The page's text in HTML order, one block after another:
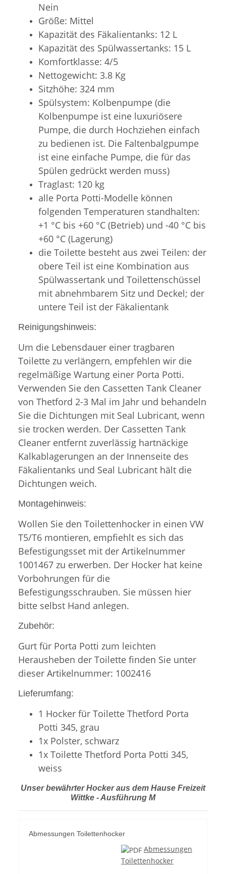
Nein
Größe: Mittel
Kapazität des Fäkalientanks: 12 L
Kapazität des Spülwassertanks: 15 L
Komfortklasse: 4/5
Nettogewicht: 3.8 Kg
Sitzhöhe: 324 mm
Spülsystem: Kolbenpumpe (die
Kolbenpumpe ist eine luxuriösere
Pumpe, die durch Hochziehen einfach
zu bedienen ist. Die Faltenbalgpumpe
ist eine einfache Pumpe, die für das
Spülen gedrückt werden muss)
Traglast: 120 kg
alle Porta Potti-Modelle können
folgenden Temperaturen standhalten:
+1 °C bis +60 °C (Betrieb) und -40 °C bis
+60 °C (Lagerung)
die Toilette besteht aus zwei Teilen: der
obere Teil ist eine Kombination aus
Spülwassertank und Toilettenschüssel
mit abnehmbarem Sitz und Deckel; der
untere Teil ist der Fäkalientank
Reinigungshinweis:
Um die Lebensdauer einer tragbaren
Toilette zu verlängern, empfehlen wir die
regelmäßige Wartung einer Porta Potti.
Verwenden Sie den Cassetten Tank Cleaner
von Thetford 2-3 Mal im Jahr und behandeln
Sie die Dichtungen mit Seal Lubricant, wenn
sie trocken werden. Der Cassetten Tank
Cleaner entfernt zuverlässig hartnäckige
Kalkablagerungen an der Innenseite des
Fäkalientanks und Seal Lubricant hält die
Dichtungen weich.
Montagehinweis:
Wollen Sie den Toilettenhocker in einen VW
T5/T6 montieren, empfiehlt es sich das
Befestigungsset mit der Artikelnummer
1001467 zu erwerben. Der Hocker hat keine
Vorbohrungen für die
Befestigungsschrauben. Sie müssen hier
bitte selbst Hand anlegen.
Zubehör:
Gurt für Porta Potti zum leichten
Herausheben der Toilette finden Sie unter
dieser Artikelnummer: 1002416
Lieferumfang:
1 Hocker für Toilette Thetford Porta
Potti 345, grau
1x Polster, schwarz
1x Toilette Thetford Porta Potti 345,
weiss
Unser bewährter Hocker aus dem Hause Freizeit
Wittke - Ausführung M
Abmessungen Toilettenhocker
Abmessungen
Toilettenhocker